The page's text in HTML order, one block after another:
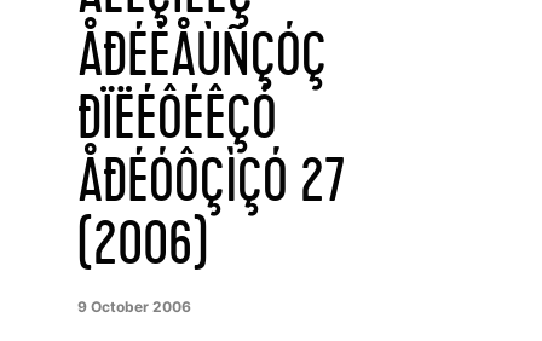
ÅÐÉÈÅÙÑÇÓÇ
ÐÏËÉÔÉÊÇÓ
ÅÐÉÓÔÇÌÇÓ 27
(2006)
9 October 2006